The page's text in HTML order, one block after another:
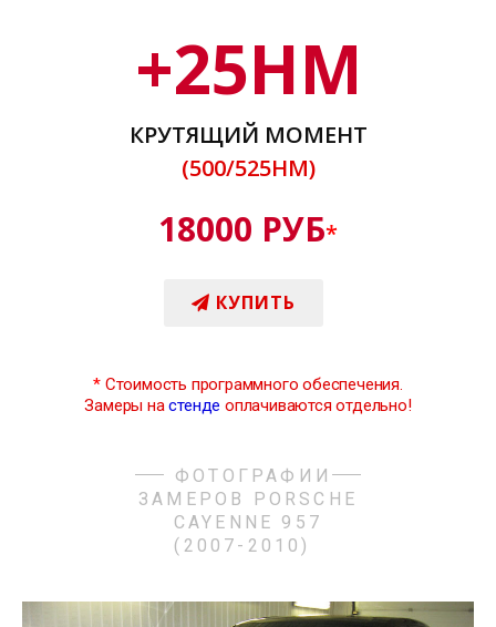
+25НМ
КРУТЯЩИЙ МОМЕНТ
(500/525НМ)
18000 РУБ*
КУПИТЬ
* Стоимость программного обеспечения.
Замеры настенде оплачиваются отдельно!
ФОТОГРАФИИ
ЗАМЕРОВ PORSCHE
CAYENNE 957
(2007-2010)